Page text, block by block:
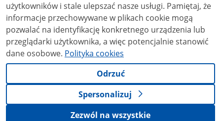
użytkowników i stale ulepszać nasze usługi. Pamiętaj, że
informacje przechowywane w plikach cookie mogą
pozwalać na identyfikację konkretnego urządzenia lub
przeglądarki użytkownika, a więc potencjalnie stanowić
dane osobowe. Polityka cookies
Odrzuć
Spersonalizuj
Zezwól na wszystkie